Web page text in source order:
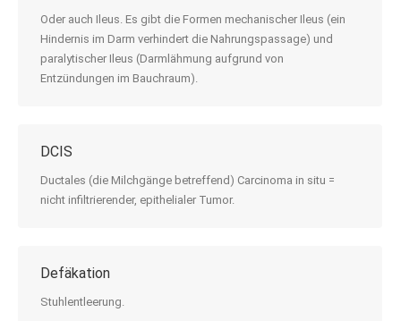
Oder auch Ileus. Es gibt die Formen mechanischer Ileus (ein
Hindernis im Darm verhindert die Nahrungspassage) und
paralytischer Ileus (Darmlähmung aufgrund von
Entzündungen im Bauchraum).
DCIS
Ductales (die Milchgänge betreffend) Carcinoma in situ =
nicht infiltrierender, epithelialer Tumor.
Defäkation
Stuhlentleerung.